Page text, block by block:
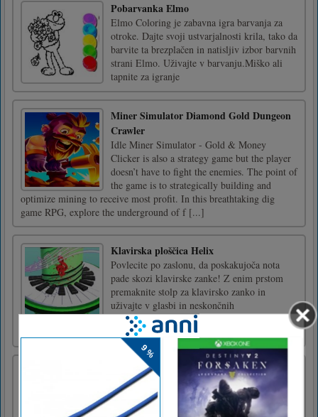
Pobarvanka Elmo
Elmo Coloring je zabavna igra barvanja za
otroke. Dajte svoji ustvarjalnosti krila, tako da
barvite ta brezplačen in natisljiv izbor barvnih
strani Elmo. Uživajte v barvanju.Miško ali
tapnite za igranje
Miner Simulator Diamond Gold Dungeon
Crawler
Idle Miner Simulator - Gold & Money
Clicker is also a strategy game but the player
doesn’t have to fight the enemies. The point of
the game is to strategically building and
optimize mining to receive most profit. In this breathtaking dig
game RPG, explore the underground of f [...]
Klavirska ploščica Helix
Povlecite po zaslonu, da poskakujoča nota
pade skozi klavirske zanke! Z enim prstom
premaknite stolp za klavirsko zanko in
uživajte v glasbi in neskončnih
izzivih!Povlecite po zaslonu, da poskakujoča
nota pade skozi zanke klavirja
Peka Kuhanje Zabava
Baking Cooking Fun je spletna igra. Naredite
okusne sladice iz samoroga. Na tone pravih
kuharskih orodij, ki jih lahko izkusite. Na